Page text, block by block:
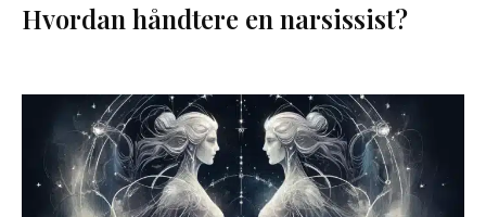
Hvordan håndtere en narsissist?